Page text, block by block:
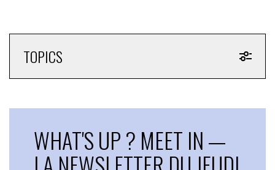
TOPICS
WHAT'S UP ? MEET IN —